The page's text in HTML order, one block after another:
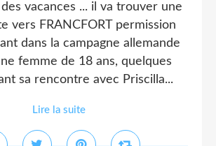
vacances ... il va trouver une
vers FRANCFORT permission
dans la campagne allemande
femme de 18 ans, quelques
sa rencontre avec Priscilla...
Lire la suite